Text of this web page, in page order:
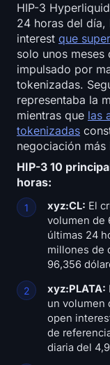
HIP-3
24 horas del día,
interest que
solo unos meses
impulsado por
tokenizadas.
representaba la
mientras que las
tokenizadas
negociación
HIP-3 10
horas:
xyz:CL: El
volumen de
últimas 24
millones de
96,356
xyz:PLATA:
un volumen
open
de
diaria del